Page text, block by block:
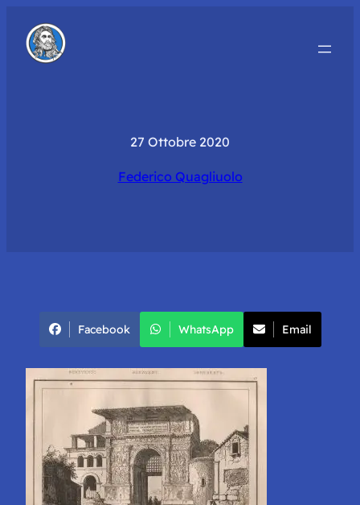
27 Ottobre 2020
Federico Quagliuolo
Facebook WhatsApp Email